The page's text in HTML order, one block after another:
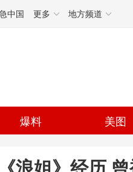
中国 更多 地方频道
爆料 美图